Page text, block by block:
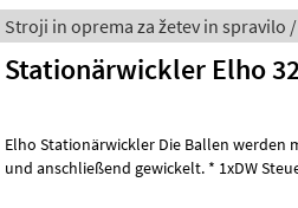
Stroji in oprema za žetev in spravilo
Stationärwickler Elho
Elho Stationärwickler Die Ballen
und anschließend